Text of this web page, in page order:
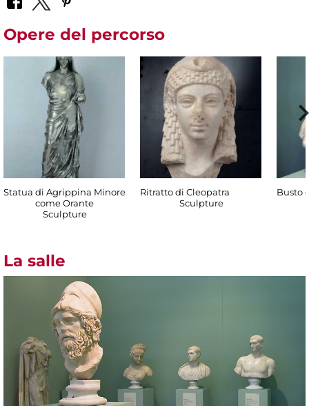
Opere del percorso
Statua di Agrippina Minore
come Orante
Sculpture
Ritratto di Cleopatra
Sculpture
Busto
La salle